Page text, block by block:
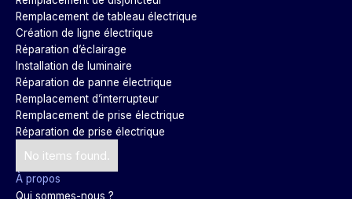
Remplacement de tableau électrique
Création de ligne électrique
Réparation d’éclairage
Installation de luminaire
Réparation de panne électrique
Remplacement d’interrupteur
Remplacement de prise électrique
Réparation de prise électrique
No items found.
À propos
Qui sommes-nous ?